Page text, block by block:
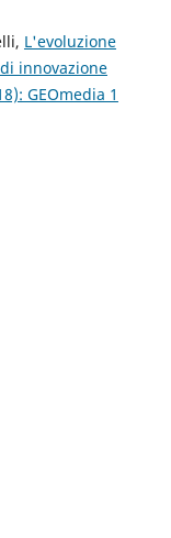
L'evoluzione
innovazione
GEOmedia 1